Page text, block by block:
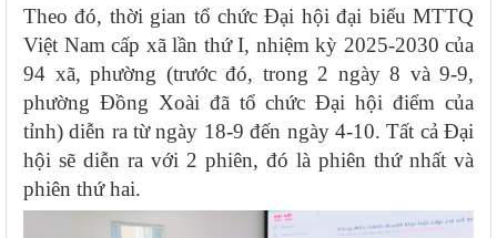
Theo đó, thời gian tổ chứcĐại hội đại biểu MTTQ
Việt Nam cấp xã lần thứ I, nhiệm kỳ 2025-2030 của
94 xã, phường (trước đó, trong 2 ngày 8 và 9-9,
phường Đồng Xoài đã tổ chức Đại hộiđiểm của
tỉnh) diễn ra từ ngày 18-9 đến ngày 4-10. Tất cả Đại
hội sẽ diễn ra với 2 phiên, đó là phiên thứ nhất và
phiên thứ hai.